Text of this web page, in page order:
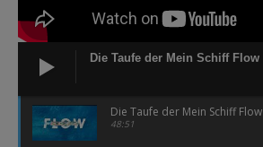
Die Taufe der Mein Schiff Flow
Die Taufe der Mein Schiff Flow
48:51